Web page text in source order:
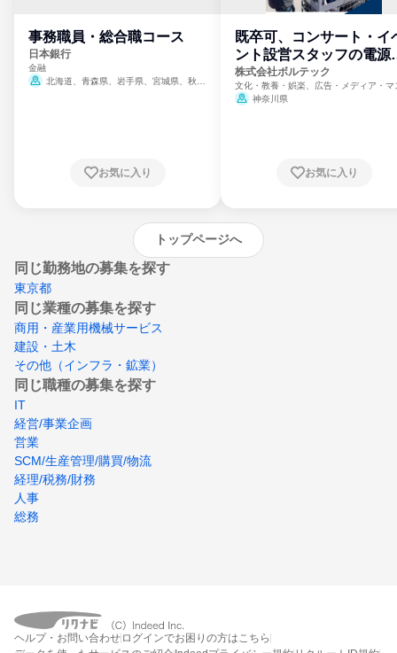
事務職員・総合職コース
日本銀行
金融
北海道、青森県、岩手県、宮城県、秋田
崎県、熊本県、大分県、宮崎県、鹿児島県、
お気に入り
既卒可、コンサート・イ
ント設営スタッフの電源
門
株式会社ボルテック
文化・教養・娯楽、広告・メディア・マ
ミ、電力・ガス・水道・エネルギー
神奈川県
お気に入り
トップページへ
同じ勤務地の募集を探す
東京都
同じ業種の募集を探す
商用・産業用機械サービス
建設・土木
その他（インフラ・鉱業）
同じ職種の募集を探す
IT
経営/事業企画
営業
SCM/生産管理/購買/物流
経理/税務/財務
人事
総務
ヘルプ・お問い合わせ ログインでお困りの方はこちら